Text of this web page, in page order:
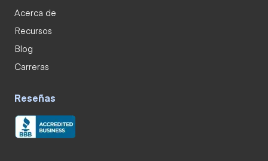
Acerca de
Recursos
Blog
Carreras
Reseñas